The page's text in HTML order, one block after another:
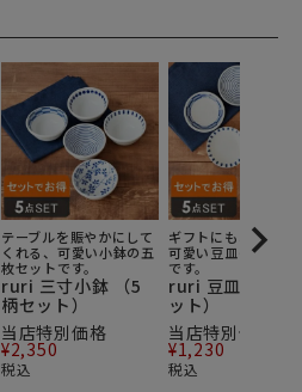
テーブルを賑やかにして
くれる、可愛い小鉢の五
枚セットです。
ruri 三寸小鉢 （5
柄セット）
当店特別価格
¥2,350
税込
ギフトにもオススメ
可愛い豆皿の五枚セ
です。
ruri 豆皿 （5柄
ット）
当店特別価格
¥1,230
税込